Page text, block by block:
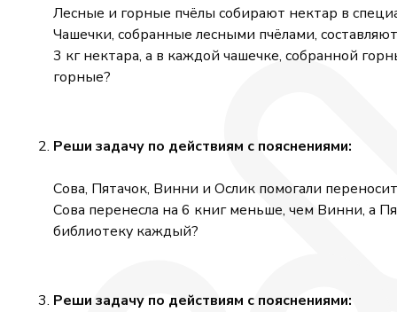
Лесные и горные пчёлы собирают нектар в
Чашечки, собранные лесными пчёлами,
3 кг нектара, а в каждой чашечке, собранной
горные?
Реши задачу по действиям с пояснениями:
Сова, Пятачок, Винни и Ослик помогали
Сова перенесла на 6 книг меньше, чем Винни, а
библиотеку каждый?
Реши задачу по действиям с пояснениями: